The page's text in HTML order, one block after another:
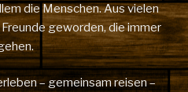
die Menschen. Aus vielen
geworden, die immer
– gemeinsam reisen –